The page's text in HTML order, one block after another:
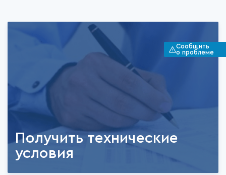
Получить технические
условия
Сообщить
о проблеме